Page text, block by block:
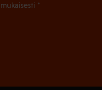
mukaisesti *